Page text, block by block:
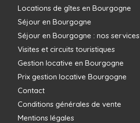
Locations de gîtes en Bourgogne
Séjour en Bourgogne
Séjour en Bourgogne : nos services
Visites et circuits touristiques
Gestion locative en Bourgogne
Prix gestion locative Bourgogne
Contact
Conditions générales de vente
Mentions légales